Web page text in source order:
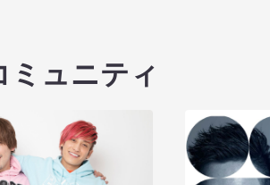
ミュニティ